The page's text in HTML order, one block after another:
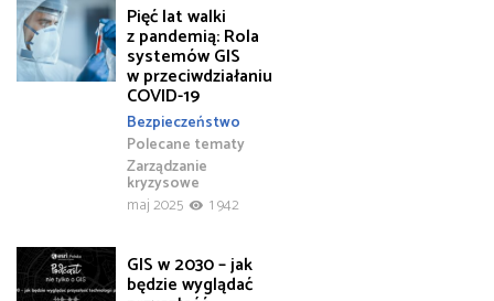
Pięć lat walki
z pandemią: Rola
systemów GIS
w przeciwdziałaniu
COVID-19
Bezpieczeństwo
Polecane tematy
Zarządzanie
kryzysowe
maj 2025
1 942
GIS w 2030 – jak
będzie wyglądać